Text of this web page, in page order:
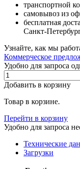
транспортной
самовывоз из
бесплатная
Санкт-
Узнайте, как мы
Коммерческое
Удобно для запроса
Добавить в корзину
Товар в корзине.
Перейти в корзину
Удобно для запроса
Технические
Загрузки